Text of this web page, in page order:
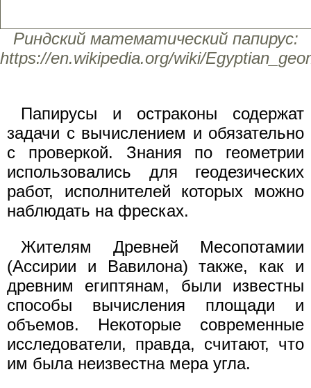
Риндский математический папирус:
https://en.wikipedia.org/wiki/
Папирусы и остраконы содержат
задачи с вычислением и обязательно
с проверкой. Знания по геометрии
использовались для геодезических
работ, исполнителей которых можно
наблюдать на фресках.
Жителям Древней Месопотамии
(Ассирии и Вавилона) также, как и
древним египтянам, были известны
способы вычисления площади и
объемов. Некоторые современные
исследователи, правда, считают, что
им была неизвестна мера угла.